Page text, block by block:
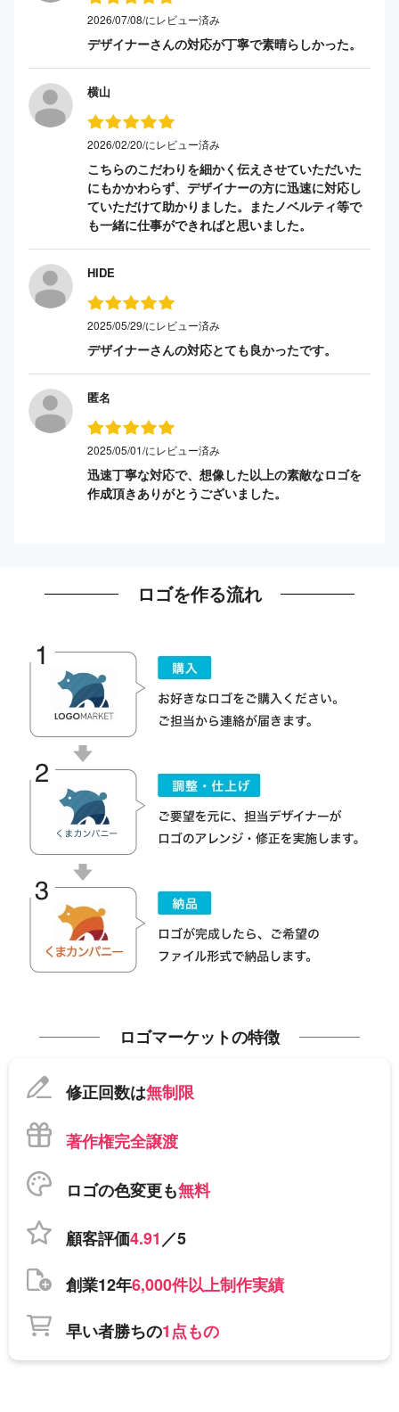
2026/07/08/にレビュー済み
デザイナーさんの対応が丁寧で素晴らしかった。
横山
2026/02/20/にレビュー済み
こちらのこだわりを細かく伝えさせていただいた
にもかかわらず、デザイナーの方に迅速に対応し
ていただけて助かりました。またノベルティ等で
も一緒に仕事ができればと思いました。
HIDE
2025/05/29/にレビュー済み
デザイナーさんの対応とても良かったです。
匿名
2025/05/01/にレビュー済み
迅速丁寧な対応で、想像した以上の素敵なロゴを
作成頂きありがとうございました。
ロゴを作る流れ
ロゴマーケットの特徴
修正回数は無制限
著作権完全譲渡
ロゴの色変更も無料
顧客評価4.91／5
創業12年6,000件以上制作実績
早い者勝ちの1点もの